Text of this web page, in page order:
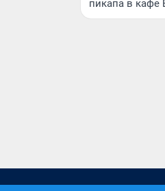
пикапа в кафе